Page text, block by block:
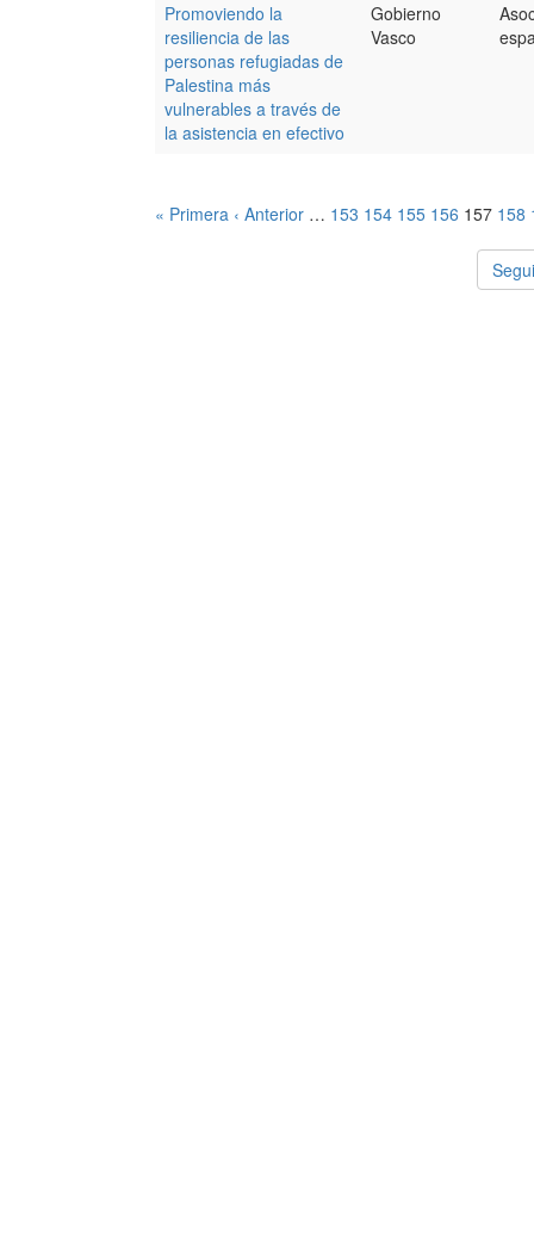
Promoviendo la
resiliencia de las
personas refugiadas de
Palestina más
vulnerables a través de
la asistencia en efectivo
Gobierno
Vasco
« Primera ‹ Anterior … 153 154 155 156 157 158